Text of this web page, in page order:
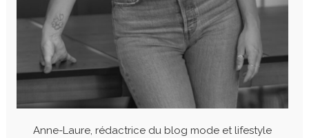
Anne-Laure, rédactrice du blog mode et lifestyle